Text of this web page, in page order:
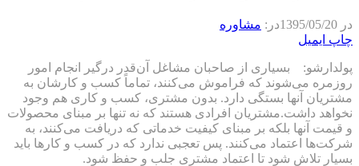
در 1395/05/20در: مشاوره
چاپ ایمیل
پولدارشو: بسیاری از صاحبان مشاغل آن‌قدر درگیر انجام امور
روزمره می‌شوند که فراموش می‌کنند، تماماً کسب و کارشان به
مشتریان‌ آنها بستگی دارد. بدون مشتری، کسب و کاری هم وجود
نخواهد داشت.مشتریان افرادی هستند که نه تنها بر مبنای محصولات
و قیمت آنها بلکه بر مبنای کیفیت خدماتی که دریافت می‌کنند، به
شرکت‌ها اعتماد می‌کنند. پس تعجبی ندارد که در کسب و کارها باید
بسیار تلاش شود تا اعتماد مشتری جلب و حفظ شود.